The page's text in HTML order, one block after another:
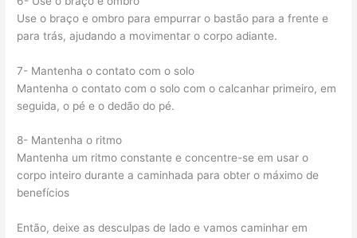
Use o braço e ombro para empurrar o bastão para a frente e
para trás, ajudando a movimentar o corpo adiante.
7- Mantenha o contato com o solo
Mantenha o contato com o solo com o calcanhar primeiro, em
seguida, o pé e o dedão do pé.
8- Mantenha o ritmo
Mantenha um ritmo constante e concentre-se em usar o
corpo inteiro durante a caminhada para obter o máximo de
benefícios
Então, deixe as desculpas de lado e vamos caminhar em